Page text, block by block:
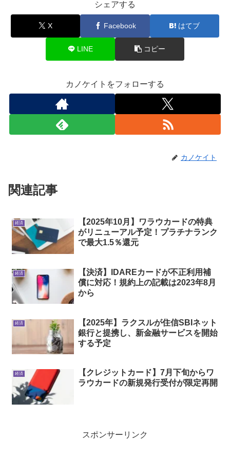
シェアする
X Facebook はてブ
LINE コピー
カノケイトをフォローする
カノケイト
関連記事
経済
【2025年10月】ワラウカードの特典
がリニューアル予定！プラチナランク
で最大1.5％還元
経済
【決済】IDAREカードが不正利用補
償に対応！規約上の記載は2023年8月
から
経済
【2025年】ラクスルが住信SBIネット
銀行と提携し、新金融サービスを開始
する予定
経済
【クレジットカード】7月下旬からワ
ラウカードの新規発行受付が限定再開
スポンサーリンク